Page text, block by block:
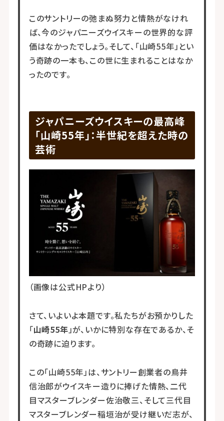
このサントリーの弛まぬ努力と情熱がなけれ
ば、今のジャパニーズウイスキーの世界的な評
価はなかったでしょう。そして、「山崎55年」とい
う奇跡の一本も、この世に生まれることはなか
ったのです。
ジャパニーズウイスキーの最高峰
「山崎55年」：半世紀を超えた時の
芸術
（画像は公式HPより）
さて、いよいよ本題です。私たちがお預かりした
「山崎55年」が、いかに特別な存在であるか、そ
の奇跡に迫ります。
この「山崎55年」は、サントリー創業者の鳥井
信治郎がウイスキー造りに捧げた情熱、二代
目マスターブレンダー佐治敬三、そして三代目
マスターブレンダー稲垣治が受け継いだ志が、